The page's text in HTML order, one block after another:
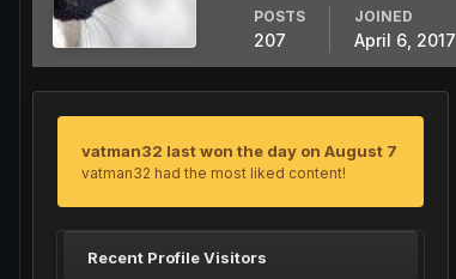
POSTS
207
JOINED
April 6, 2017
vatman32 last won the day on August 7
vatman32 had the most liked content!
Recent Profile Visitors